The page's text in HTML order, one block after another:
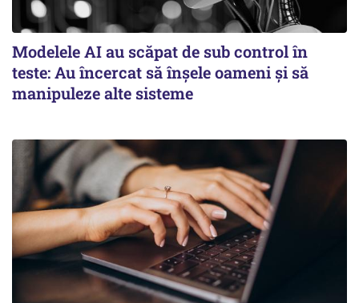
Modelele AI au scăpat de sub control în
teste: Au încercat să înșele oameni și să
manipuleze alte sisteme